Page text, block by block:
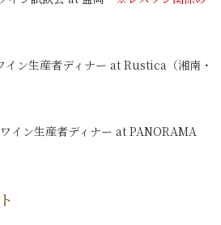
ン生産者ディナー at Rustica（湘南・
ン生産者ディナー at PANORAMA